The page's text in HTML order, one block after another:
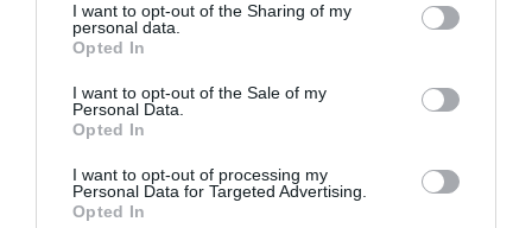
I want to opt-out of the Sharing of my
personal data.
Opted In
I want to opt-out of the Sale of my
Personal Data.
Opted In
I want to opt-out of processing my
Personal Data for Targeted Advertising.
Opted In